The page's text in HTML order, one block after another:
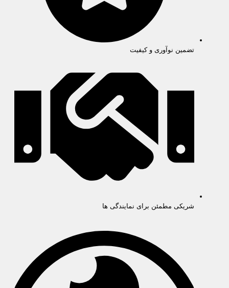
تضمین نوآوری و کیفیت
شریکی مطمئن برای نمایندگی ها